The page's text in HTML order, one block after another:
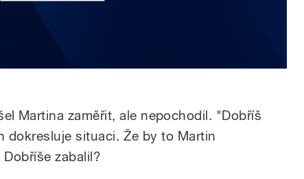
Martina zaměřit, ale nepochodil. "Dobříš
dokresluje situaci. Že by to Martin
zabalil?